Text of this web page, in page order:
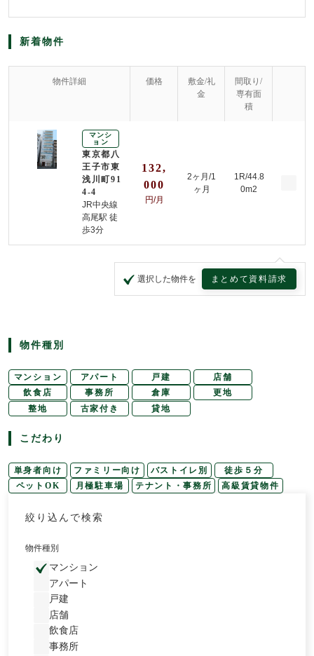
新着物件
物件詳細 価格
敷金/礼
金
間取り/
専有面
積
マンシ
ョン
東京都八
王子市東
浅川町91
4-4
JR中央線
高尾駅 徒
歩3分
132,
000
円/月
2ヶ月/1
ヶ月
1R/44.8
0m2
選択した物件を まとめて資料請求
物件種別
マンション アパート 戸建
店舗
飲食店
事務所 倉庫
更地
整地
古家付き 貸地
こだわり
単身者向け ファミリー向け バストイレ別
徒歩５分
ペットOK
月極駐車場 テナント・事務所 高級賃貸物件
絞り込んで検索
物件種別
マンション
アパート
戸建
店舗
飲食店
事務所